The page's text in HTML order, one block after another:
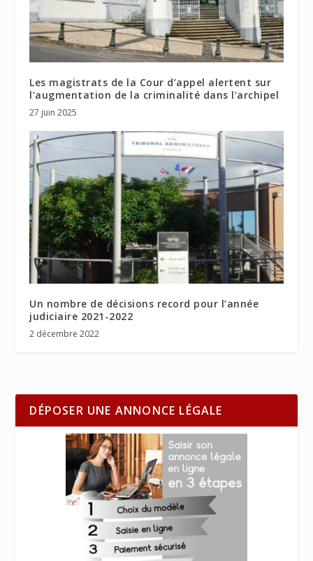
Les magistrats de la Cour d’appel alertent sur
l’augmentation de la criminalité dans l’archipel
27 juin 2025
Un nombre de décisions record pour l’année
judiciaire 2021-2022
2 décembre 2022
DÉPOSER UNE ANNONCE LÉGALE